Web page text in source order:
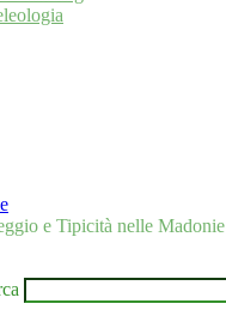
e Tipicità nelle Madonie